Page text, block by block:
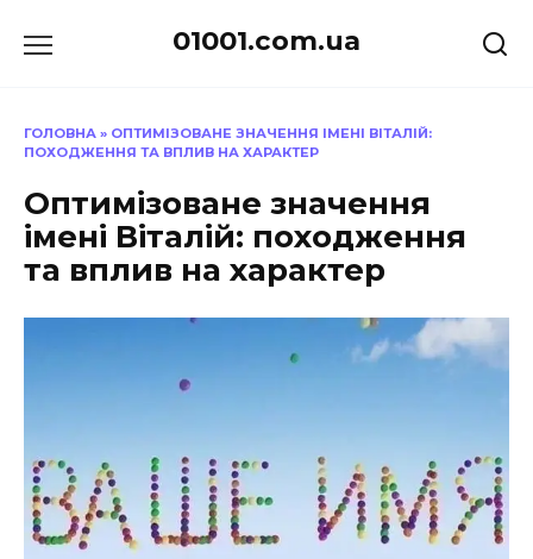
до
01001.com.ua
ГОЛОВНА » ОПТИМІЗОВАНЕ ЗНАЧЕННЯ ІМЕНІ ВІТАЛІЙ:
ПОХОДЖЕННЯ ТА ВПЛИВ НА ХАРАКТЕР
Оптимізоване значення
імені Віталій: походження
та вплив на характер